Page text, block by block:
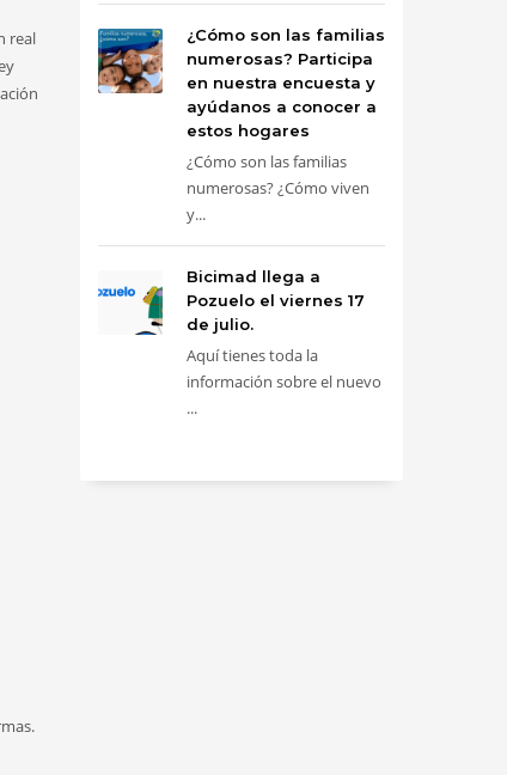
real
¿Cómo son las familias
numerosas? Participa
en nuestra encuesta y
ayúdanos a conocer a
estos hogares
¿Cómo son las familias
numerosas? ¿Cómo viven
y...
Bicimad llega a
Pozuelo el viernes 17
de julio.
Aquí tienes toda la
información sobre el nuevo
...